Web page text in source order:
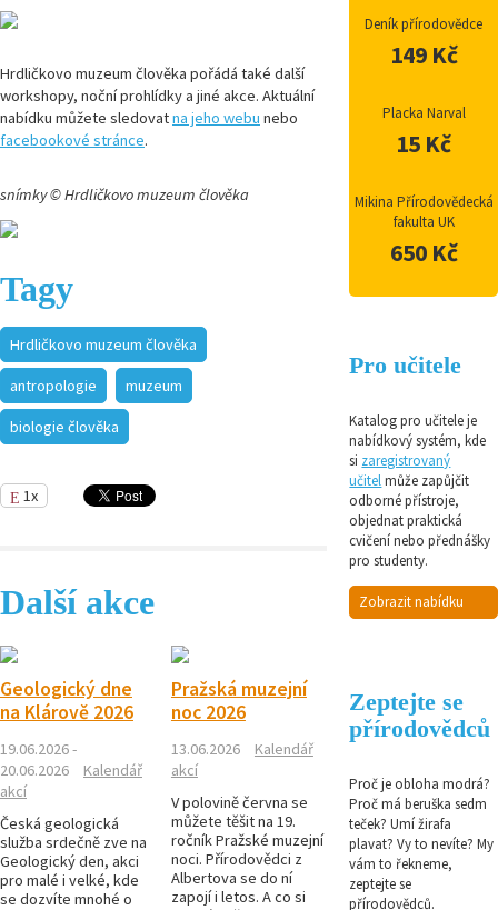
Hrdličkovo muzeum člověka pořádá také další
workshopy, noční prohlídky a jiné akce. Aktuální
nabídku můžete sledovatna jeho webu nebo
facebookové stránce.
snímky © Hrdličkovo muzeum člověka
Tagy
Hrdličkovo muzeum člověka
antropologie muzeum
biologie člověka
1x
Další akce
Geologický dne
na Klárově 2026
19.06.2026 -
20.06.2026
Kalendář
akcí
Česká geologická
služba srdečně zve na
Geologický den, akci
pro malé i velké, kde
se dozvíte mnohé o
Pražská muzejní
noc 2026
13.06.2026
Kalendář
akcí
V polovině června se
můžete těšit na 19.
ročník Pražské muzejní
noci. Přírodovědci z
Albertova se do ní
zapojí i letos. A co si
Deník přírodovědce
149 Kč
Placka Narval
15 Kč
Mikina Přírodovědecká
fakulta UK
650 Kč
Pro učitele
Katalog pro učitele je
nabídkový systém, kde
si zaregistrovaný
učitelmůže zapůjčit
odborné přístroje,
objednat praktická
cvičení nebo přednášky
pro studenty.
Zobrazit nabídku
Zeptejte se
přírodovědců
Proč je obloha modrá?
Proč má beruška sedm
teček? Umí žirafa
plavat? Vy to nevíte? My
vám to řekneme,
zeptejte se
přírodovědců.